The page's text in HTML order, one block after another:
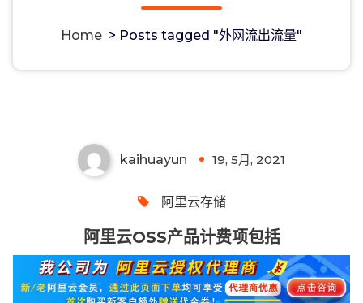
Home > Posts tagged "外网流出流量"
kaihuayun 19, 5月, 2021
阿里云存储
阿里云OSS产品计费项包括